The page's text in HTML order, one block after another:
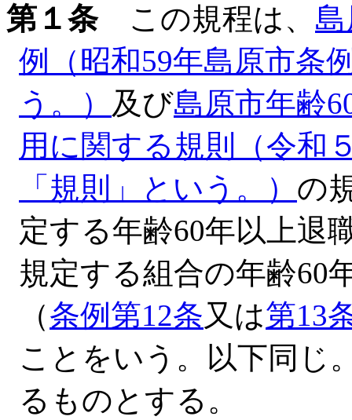
第１条この規程は、
例（昭和59年島原市条
う。） 及び島原市年齢
用に関する規則（令和
「規則」という。） の
定する年齢60年以上退
規定する組合の年齢60
（条例第12条又は第13
ことをいう。以下同じ
るものとする。